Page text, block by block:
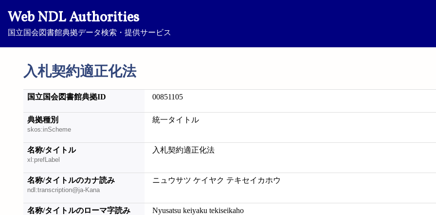
Web NDL Authorities
国立国会図書館典拠データ検索・提供サービス
入札契約適正化法
国立国会図書館典拠ID 00851105
典拠種別
skos:inScheme
統一タイトル
名称/タイトル
xl:prefLabel
入札契約適正化法
名称/タイトルのカナ読み
ndl:transcription@ja-Kana
ニュウサツ ケイヤク テキセイカホウ
名称/タイトルのローマ字読み Nyusatsu keiyaku tekiseikaho